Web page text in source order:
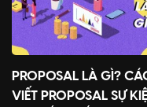
PROPOSAL LÀ GÌ?
VIẾT PROPOSAL SỰ